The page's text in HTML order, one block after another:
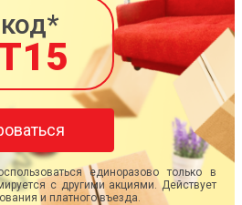
единоразово только в
с другими акциями. Действует
и платного въезда.